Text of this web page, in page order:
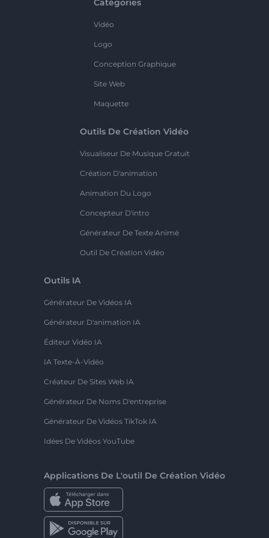
Catégories
Vidéo
Logo
Conception Graphique
Site Web
Maquette
Outils De Création Vidéo
Visualiseur De Musique Gratuit
Création D'animation
Animation Du Logo
Concepteur D'intro
Générateur De Texte Animé
Outil De Création Vidéo
Outils IA
Générateur De Vidéos IA
Générateur D'animation IA
Éditeur Vidéo IA
IA Texte-À-Vidéo
Créateur De Sites Web IA
Générateur De Noms D'entreprise
Générateur De Vidéos TikTok IA
Idées De Vidéos YouTube
Applications De L'outil De Création Vidéo